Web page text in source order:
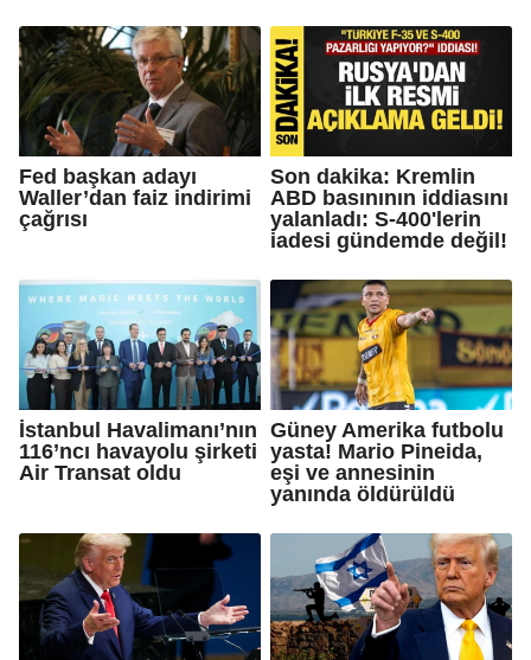
Fed başkan adayı
Waller’dan faiz indirimi
çağrısı
Son dakika: Kremlin
ABD basınının iddiasını
yalanladı: S-400'lerin
iadesi gündemde değil!
İstanbul Havalimanı’nın
116’ncı havayolu şirketi
Air Transat oldu
Güney Amerika futbolu
yasta! Mario Pineida,
eşi ve annesinin
yanında öldürüldü